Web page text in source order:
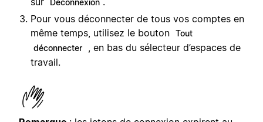
Pour vous déconnecter de tous vos comptes en
même temps, utilisez le bouton Tout
déconnecter
, en bas du sélecteur d’espaces de
travail.